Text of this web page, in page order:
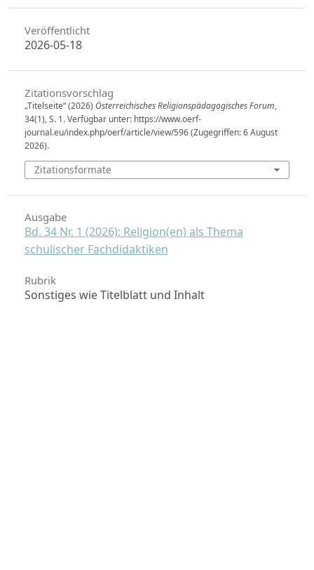
Veröffentlicht
2026-05-18
Zitationsvorschlag
„Titelseite“ (2026) Österreichisches Religionspädagogisches Forum,
34(1), S. 1. Verfügbar unter: https://www.oerf-
journal.eu/index.php/oerf/article/view/596 (Zugegriffen: 6 August
2026).
Zitationsformate
Ausgabe
Bd. 34 Nr. 1 (2026): Religion(en) als Thema
schulischer Fachdidaktiken
Rubrik
Sonstiges wie Titelblatt und Inhalt